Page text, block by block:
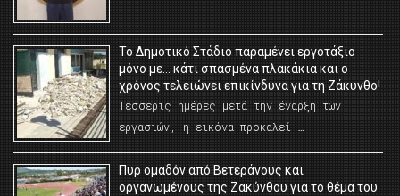
Το Δημοτικό Στάδιο παραμένει εργοτάξιο
μόνο με… κάτι σπασμένα πλακάκια και ο
χρόνος τελειώνει επικίνδυνα για τη Ζάκυνθο!
Τέσσερις ημέρες μετά την έναρξη των
εργασιών, η εικόνα προκαλεί …
Πυρ ομαδόν από Βετεράνους και
οργανωμένους της Ζακύνθου για το θέμα του